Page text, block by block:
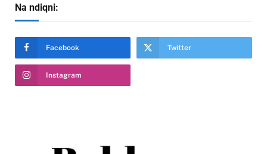
Na ndiqni:
Facebook Twitter
Instagram